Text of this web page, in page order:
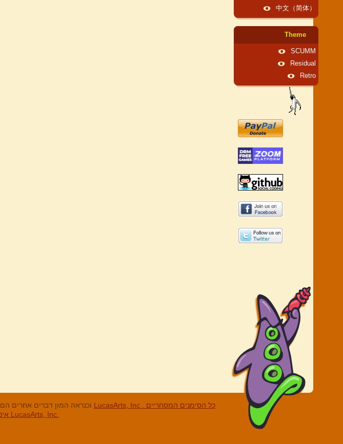
中文（简体）
Theme
SCUMM
Residual
Retro
LucasArts, Inc . כל הסימנים המסחריים
האחרים והסימנים המסחריים הרשומים הם בבעלות החברות שלהם. ScummVM אינה קשורה בשום צורה עם LucasArts, Inc.